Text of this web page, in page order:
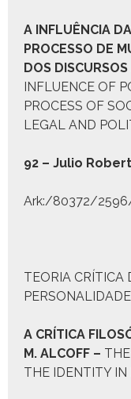
A INFLUÊNCIA DA
PROCESSO DE M
DOS
INFLUENCE OF
PROCESS OF
LEGAL AND
92 – Julio
Ark:/80372/
TEORIA CRÍTICA
A CRÍTICA F
M. ALCOFF –
THE IDENTITY